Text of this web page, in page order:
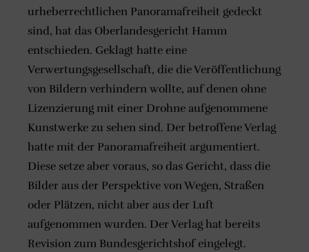
urheberrechtlichen Panoramafreiheit gedeckt
sind, hat das Oberlandesgericht Hamm
entschieden. Geklagt hatte eine
Verwertungsgesellschaft, die die Veröffentlichung
von Bildern verhindern wollte, auf denen ohne
Lizenzierung mit einer Drohne aufgenommene
Kunstwerke zu sehen sind. Der betroffene Verlag
hatte mit der Panoramafreiheit argumentiert.
Diese setze aber voraus, so das Gericht, dass die
Bilder aus der Perspektive von Wegen, Straßen
oder Plätzen, nicht aber aus der Luft
aufgenommen wurden. Der Verlag hat bereits
Revision zum Bundesgerichtshof eingelegt.